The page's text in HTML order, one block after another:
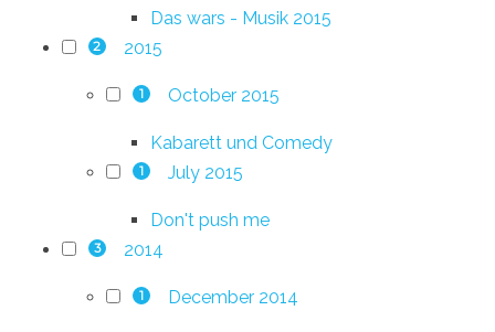
Das wars - Musik 2015
2 2015
1 October 2015
Kabarett und Comedy
1 July 2015
Don't push me
3 2014
1 December 2014